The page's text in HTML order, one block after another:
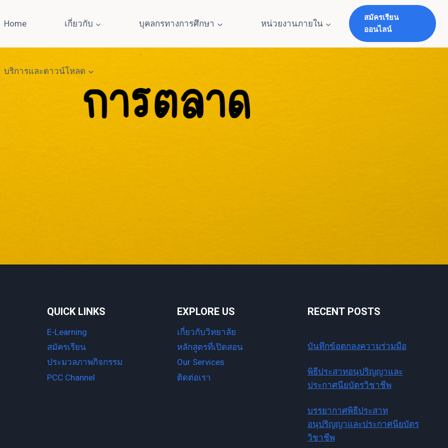
Home เกี่ยวกับ บุคลกรทางการศึกษา หน่วยงานภายใน
บริการและดาวน์โหลด
สมัครเรียน
ออนไลน์
QUICK LINKS
E-Learning
สมัครเรียน
ประมวลภาพกิจกรรม
PCC Channel
EXPLORE US
เกี่ยวกับวิทยาลัย
หลักสูตรที่เปิดสอน
Our Services
ติดต่อเรา
RECENT POSTS
บันทึกข้อตกลงความร่วมมือ
พิธีประสาทอนุปริญญาและ
ประกาศนียบัตรวิชาชีพ
บรรยากาศพิธีประสาท
อนุปริญญาและประกาศนียบัตร
วิชาชีพ